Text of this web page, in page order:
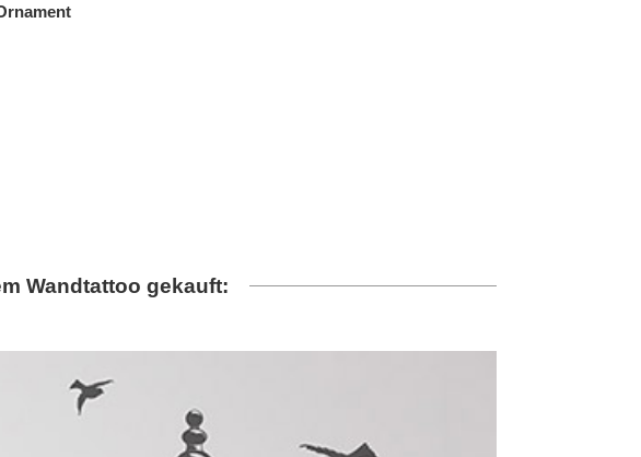
Wandtattoo gekauft: